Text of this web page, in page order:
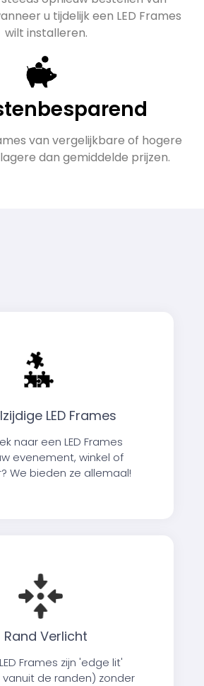
u tijdelijk een LED Frames
wilt installeren.
van vergelijkbare of hogere
dan gemiddelde prijzen.
LED Frames
naar een LED Frames
evenement, winkel of
We bieden ze allemaal!
Rand Verlicht
Frames zijn 'edge lit'
vanuit de randen) zonder